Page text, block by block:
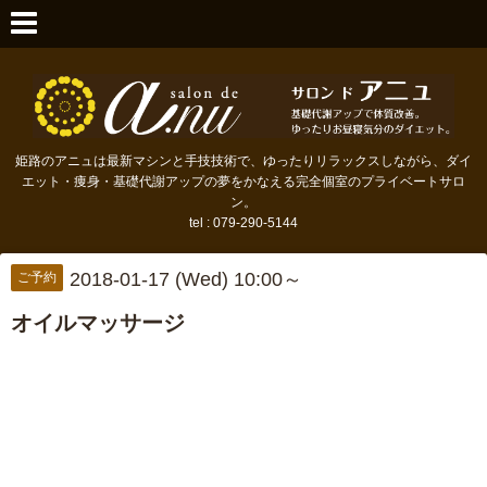
姫路のアニュは最新マシンと手技技術で、ゆったりリラックスしながら、ダイ
エット・痩身・基礎代謝アップの夢をかなえる完全個室のプライベートサロ
ン。
tel : 079-290-5144
ご予約 2018-01-17 (Wed) 10:00～
オイルマッサージ